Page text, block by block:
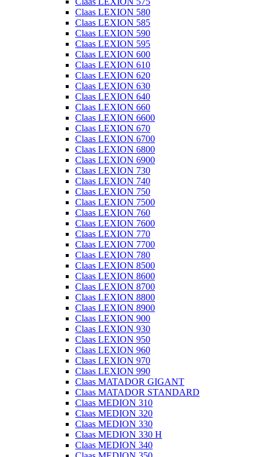
Claas LEXION 580
Claas LEXION 585
Claas LEXION 590
Claas LEXION 595
Claas LEXION 600
Claas LEXION 610
Claas LEXION 620
Claas LEXION 630
Claas LEXION 640
Claas LEXION 660
Claas LEXION 6600
Claas LEXION 670
Claas LEXION 6700
Claas LEXION 6800
Claas LEXION 6900
Claas LEXION 730
Claas LEXION 740
Claas LEXION 750
Claas LEXION 7500
Claas LEXION 760
Claas LEXION 7600
Claas LEXION 770
Claas LEXION 7700
Claas LEXION 780
Claas LEXION 8500
Claas LEXION 8600
Claas LEXION 8700
Claas LEXION 8800
Claas LEXION 8900
Claas LEXION 900
Claas LEXION 930
Claas LEXION 950
Claas LEXION 960
Claas LEXION 970
Claas LEXION 990
Claas MATADOR GIGANT
Claas MATADOR STANDARD
Claas MEDION 310
Claas MEDION 320
Claas MEDION 330
Claas MEDION 330 H
Claas MEDION 340